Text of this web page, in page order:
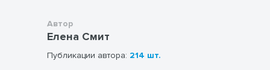
Автор
Елена Смит
Публикации автора: 214 шт.